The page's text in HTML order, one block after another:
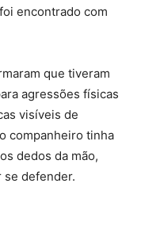
encontrado com
que tiveram
agressões físicas
visíveis de
companheiro tinha
dedos da mão,
se defender.